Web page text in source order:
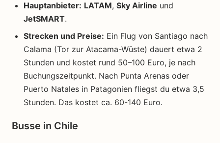
Hauptanbieter: LATAM, Sky Airline und
JetSMART.
Strecken und Preise: Ein Flug von Santiago nach
Calama (Tor zur Atacama-Wüste) dauert etwa 2
Stunden und kostet rund 50–100 Euro, je nach
Buchungszeitpunkt. Nach Punta Arenas oder
Puerto Natales in Patagonien fliegst du etwa 3,5
Stunden. Das kostet ca. 60-140 Euro.
Busse in Chile